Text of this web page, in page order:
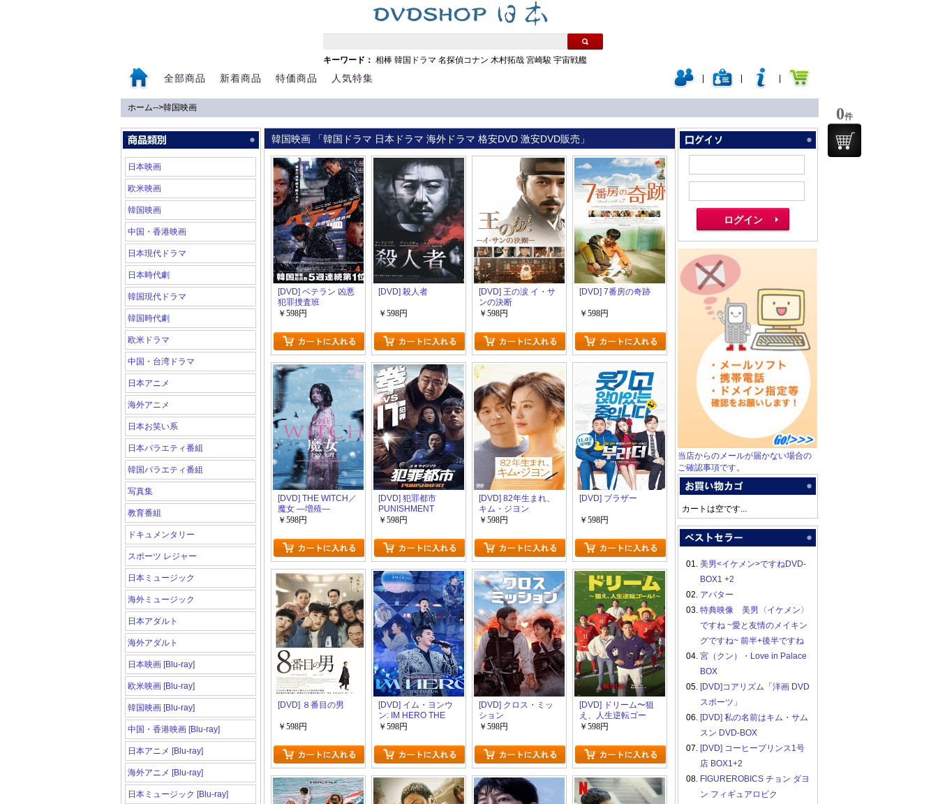
キーワード： 相棒 韓国ドラマ 名探偵コナン 木村拓哉 宮崎駿 宇宙戦艦
全部商品 新着商品 特価商品 人気特集
ホーム-->韓国映画
日本映画
欧米映画
韓国映画
中国・香港映画
日本現代ドラマ
日本時代劇
韓国現代ドラマ
韓国時代劇
欧米ドラマ
中国・台湾ドラマ
日本アニメ
海外アニメ
日本お笑い系
日本バラエティ番組
韓国バラエティ番組
写真集
教育番組
ドキュメンタリー
スポーツ レジャー
日本ミュージック
海外ミュージック
日本アダルト
海外アダルト
日本映画 [Blu-ray]
欧米映画 [Blu-ray]
韓国映画 [Blu-ray]
中国・香港映画 [Blu-ray]
日本アニメ [Blu-ray]
海外アニメ [Blu-ray]
日本ミュージック [Blu-ray]
韓国映画 「韓国ドラマ 日本ドラマ 海外ドラマ 格安DVD 激安DVD販売」
[DVD] ベテラン 凶悪
犯罪捜査班
￥598円
[DVD] 殺人者
￥598円
[DVD] 王の涙 イ・サ
ンの決断
￥598円
[DVD] 7番房の奇跡
￥598円
[DVD] THE WITCH／
魔女 ―増殖―
￥598円
[DVD] 犯罪都市
PUNISHMENT
￥598円
[DVD] 82年生まれ、
キム・ジヨン
￥598円
[DVD] ブラザー
￥598円
[DVD] ８番目の男
￥598円
[DVD] イム・ヨンウ
ン: IM HERO THE
STADIUM
￥598円
[DVD] クロス・ミッ
ション
￥598円
[DVD] ドリーム〜狙
え、人生逆転ゴー
ル！〜
￥598円
当店からのメールが届かない場合の
ご確認事項です。
カートは空です...
01. 美男<イケメン>ですねDVD-
BOX1 +2
02. アバター
03. 特典映像 美男〈イケメン〉
ですね ~愛と友情のメイキン
グですね~ 前半+後半ですね
04. 宮（クン）・Love in Palace
BOX
05. [DVD]コアリズム「洋画 DVD
スポーツ」
06. [DVD] 私の名前はキム・サム
スン DVD-BOX
07. [DVD] コーヒープリンス1号
店 BOX1+2
08. FIGUREROBICS チョン ダヨ
ン フィギュアロビク
0件
0